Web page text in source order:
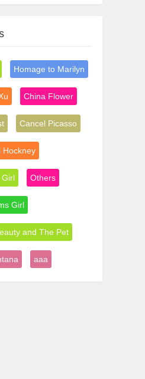
Homage to Marilyn
China Flower
Cancel Picasso
Hockney
Girl Others
Girl
and The Pet
aaa